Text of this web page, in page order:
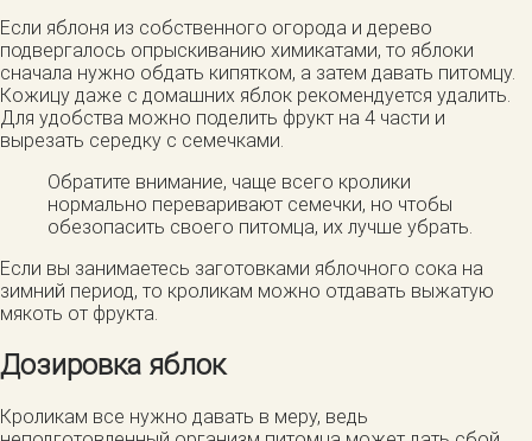
Если яблоня из собственного огорода и дерево
подвергалось опрыскиванию химикатами, то яблоки
сначала нужно обдать кипятком, а затем давать питомцу.
Кожицу даже с домашних яблок рекомендуется удалить.
Для удобства можно поделить фрукт на 4 части и
вырезать середку с семечками.
Обратите внимание, чаще всего кролики
нормально переваривают семечки, но чтобы
обезопасить своего питомца, их лучше убрать.
Если вы занимаетесь заготовками яблочного сока на
зимний период, то кроликам можно отдавать выжатую
мякоть от фрукта.
Дозировка яблок
Кроликам все нужно давать в меру, ведь